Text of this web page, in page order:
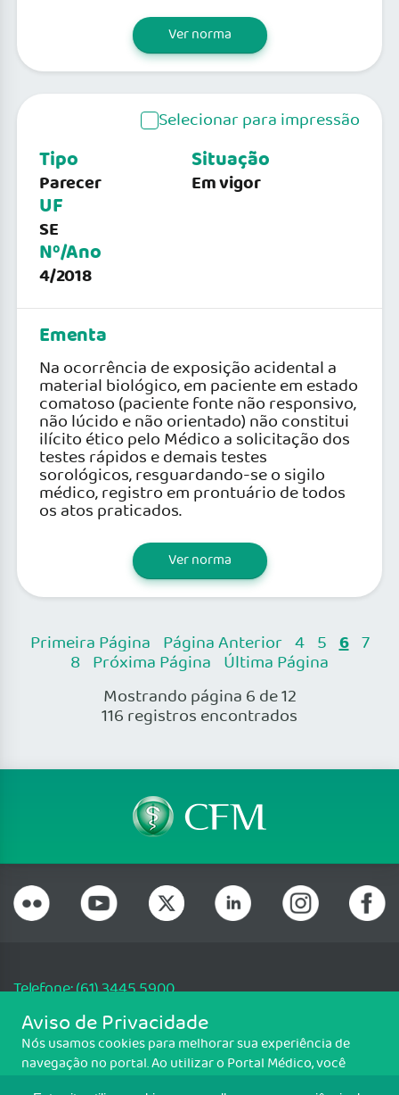
Ver norma
Selecionar para impressão
Tipo
Parecer
UF
SE
Nº/Ano
4/2018
Situação
Em vigor
Ementa
Na ocorrência de exposição acidental a
material biológico, em paciente em estado
comatoso (paciente fonte não responsivo,
não lúcido e não orientado) não constitui
ilícito ético pelo Médico a solicitação dos
testes rápidos e demais testes
sorológicos, resguardando-se o sigilo
médico, registro em prontuário de todos
os atos praticados.
Ver norma
Primeira Página Página Anterior 4 5 6 7
8 Próxima Página Última Página
Mostrando página 6 de 12
116 registros encontrados
Telefone: (61) 3445 5900
Email: cfm@portalmedico.org.br
SGAS 616, Conjunto D, Lote 115, L2 Sul, Brasília/DF - CEP: 70200-760 -
CNPJ: 33.583.550/0001-30
Aviso de Privacidade
Nós usamos cookies para melhorar sua experiência de
navegação no portal. Ao utilizar o Portal Médico, você